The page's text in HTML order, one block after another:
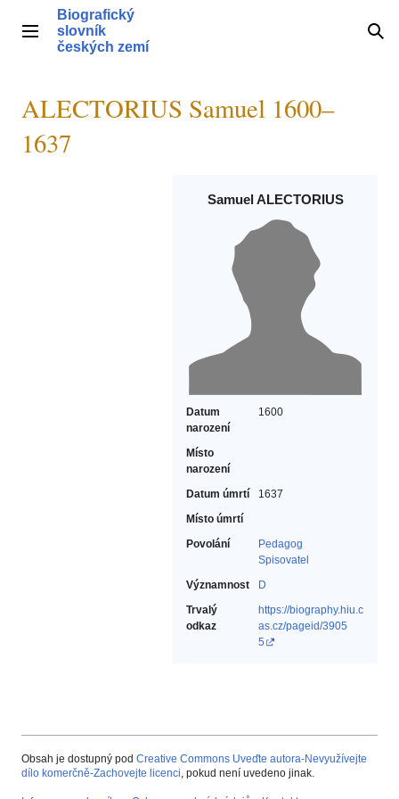
obsahHlavní menu
Biografický
slovník
českých zemí
ALECTORIUS Samuel 1600–
1637
Samuel ALECTORIUS
Datum
narození
1600
Místo
narození
Datum úmrtí
1637
Místo úmrtí
Povolání
Pedagog‎
Spisovatel‎
Významnost
D
Trvalý
odkaz
https://biography.hiu.c
as.cz/pageid/3905
5
Obsah je dostupný pod Creative Commons Uveďte autora-Nevyužívejte
dílo komerčně-Zachovejte licenci, pokud není uvedeno jinak.